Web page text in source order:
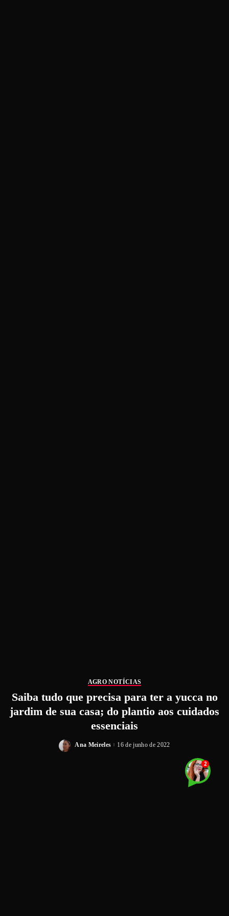
AGRO NOTÍCIAS
Saiba tudo que precisa para ter a yucca no
jardim de sua casa; do plantio aos cuidados
essenciais
Ana Meireles 16 de junho de 2022